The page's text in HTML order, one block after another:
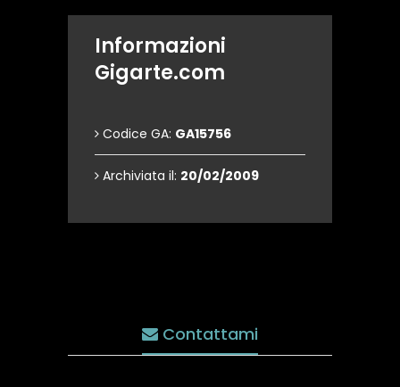
Informazioni
Gigarte.com
Codice GA: GA15756
Archiviata il: 20/02/2009
Contattami